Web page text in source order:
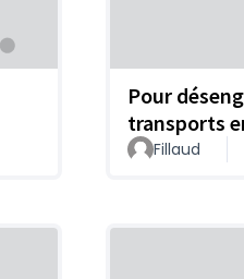
Pour
transports
Fillaud